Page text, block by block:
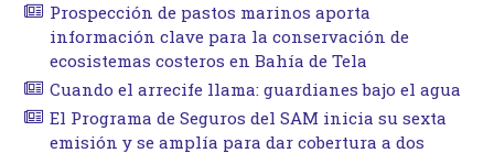
Prospección de pastos marinos aporta
información clave para la conservación de
ecosistemas costeros en Bahía de Tela
Cuando el arrecife llama: guardianes bajo el agua
El Programa de Seguros del SAM inicia su sexta
emisión y se amplía para dar cobertura a dos